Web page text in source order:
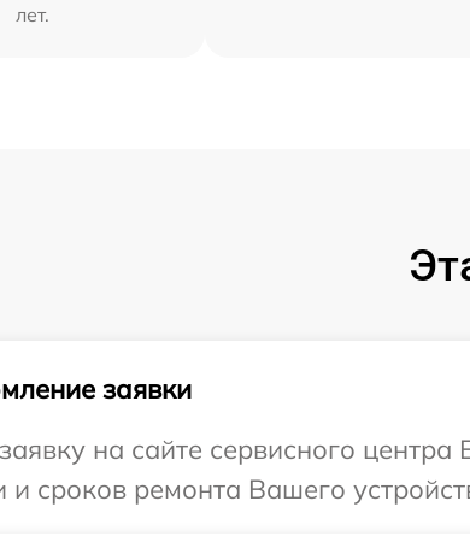
лет.
заявки
на сайте сервисного
и сроков ремонта Вашего